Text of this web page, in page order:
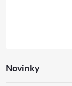
Novinky